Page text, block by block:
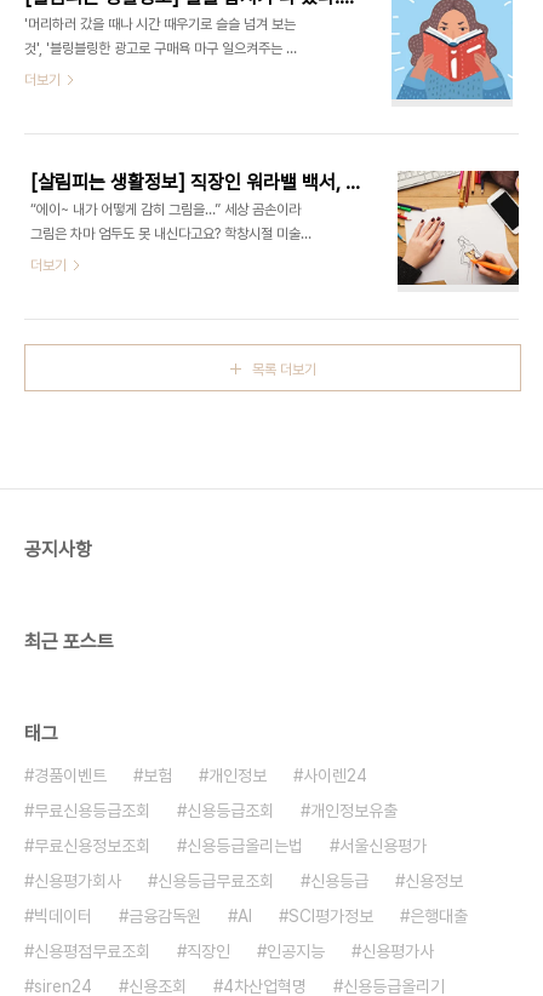
속에서 조금만 신경 쓰면 습관처럼 실천할 수 있어 참
여도 쉽습니다. 몰라서 못 하지 알면 누구나 다 할 수
있는 것! 전기, 수도, 도시가스를 절약하면 쌓이는 '탄
소포인트', 국립공원 쓰레기를 되가져가면 생기는 '그
는 '걷기 마일리지'. 조금 더 자세히 알아보고 함께 해
'머리하러 갔을 때나 시간 때우기로 슬슬 넘겨 보는
것', '블링블링한 광고로 구매욕 마구 일으켜주는 것',
'온갖 TMI 가십거리로 넘쳐나는 것'이 잡지라고 생
각색 별별 분야의 전문가들을 한 자리에 모셔놓은 느
낌이랄까요? 읽을거리도 풍부하고 개성도 완전 뚜렷
해요. 뒤늦게 매거진의 세계에 입문하게 되었습니다.
여러분도 들어오시지요~ 미스터리 전문 잡지 미스터
리를 광적으로 좋아하는 사람 여기 모여라~, 이미지
스터리 전문 잡지입니다. 미스터리(mystery)와 히
더보기
[살림피는 생활정보] 직장인 워라밸 백서, 건강한 취미 생활 추천! 세상에 못 그린 그림은 없다 '펜 드로잉'
“에이~ 내가 어떻게 감히 그림을…” 세상 곰손이라
그림은 차마 엄두도 못 내신다고요? 학창시절 미술
과목 수행평가로 스트레스 꽤나 받았던 a.k.a. 마이
직접 보여드리겠습니다. Follow me~ 의심으로 시
더보기
목록 더보기
공지사항
최근 포스트
태그
경품이벤트 보험 개인정보
사이렌24
무료신용등급조회
신용등급조회
개인정보유출
무료신용정보조회
신용등급올리는법
서울신용평가
신용평가회사
신용등급무료조회 신용등급
신용정보
빅데이터
금융감독원 AI SCI평가정보
은행대출
신용평점무료조회
직장인 인공지능
신용평가사
siren24
신용조회 4차산업혁명 신용등급올리기